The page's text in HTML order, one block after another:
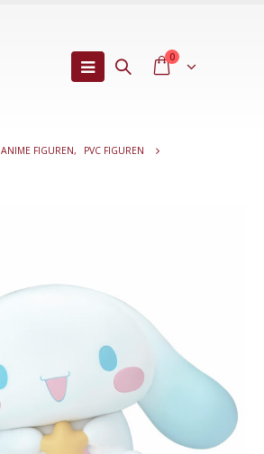
0
ANIME FIGUREN,
PVC FIGUREN